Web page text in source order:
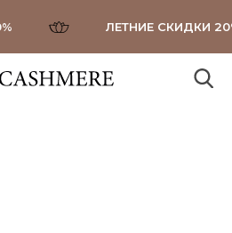
ЛЕТНИЕ СКИДКИ 20%